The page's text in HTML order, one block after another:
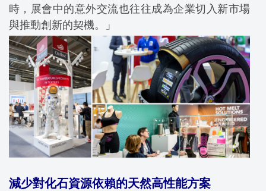
時，展會中的意外交流也往往成為企業切入新市場
與推動創新的契機。」
減少對化石資源依賴的天然高性能方案